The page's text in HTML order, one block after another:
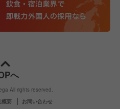
へ
All rights reserved.
概要 お問い合わせ